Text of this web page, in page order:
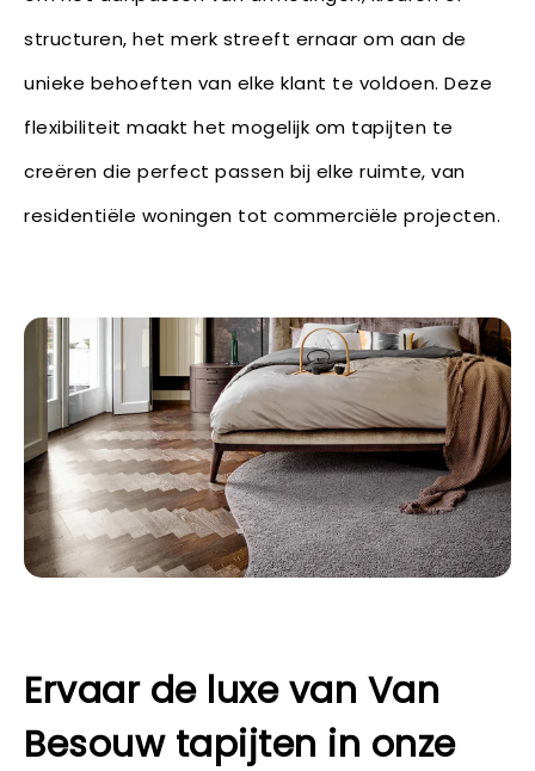
structuren, het merk streeft ernaar om aan de
unieke behoeften van elke klant te voldoen. Deze
flexibiliteit maakt het mogelijk om tapijten te
creëren die perfect passen bij elke ruimte, van
residentiële woningen tot commerciële projecten.
Ervaar de luxe van Van
Besouw tapijten in onze